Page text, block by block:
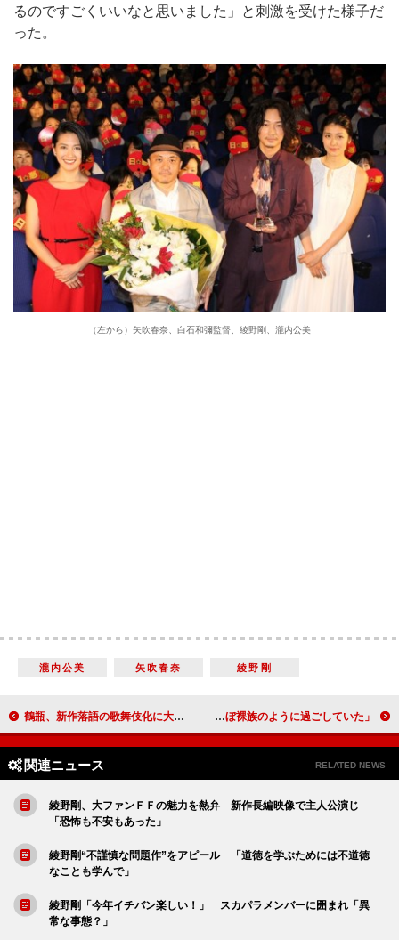
るのですごくいいなと思いました」と刺激を受けた様子だ
った。
（左から）矢吹春奈、白石和彌監督、綾野剛、瀧内公美
瀧内公美 矢吹春奈 綾野剛
鶴瓶、新作落語の歌舞伎化に大喜び 「発端はタモリさんとの会話」 高島彩アナが出産後約１カ月で仕事復帰 「家ではほぼ裸族のように過ごしていた」
関連ニュース RELATED NEWS
綾野剛、大ファンＦＦの魅力を熱弁 新作長編映像で主人公演じ
「恐怖も不安もあった」
綾野剛“不謹慎な問題作”をアピール 「道徳を学ぶためには不道徳
なことも学んで」
綾野剛「今年イチバン楽しい！」 スカパラメンバーに囲まれ「異
常な事態？」